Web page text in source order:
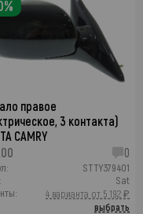
правое
3 контакта)
CAMRY
0
STTY379401
Sat
4 варианта от 5 192 ₽
выбрать